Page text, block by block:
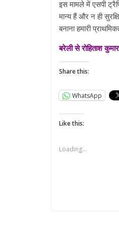
इस मामले में एसपी
मान्य हैं और न ही
बनाना हमारी
बरेली से रोहिताश कुमार
Share this:
WhatsApp
Like this:
Loading...